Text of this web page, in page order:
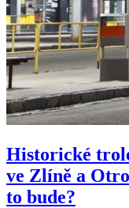
Historické
ve Zlíně a
to bude?